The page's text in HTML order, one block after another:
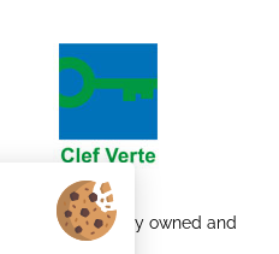
is independently owned and